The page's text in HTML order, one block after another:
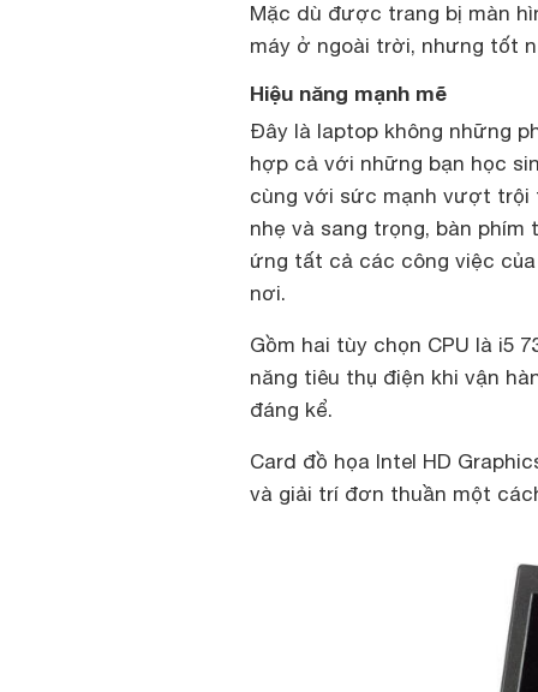
Mặc dù được trang bị màn
máy ở ngoài trời, nhưng tốt
Hiệu năng mạnh mẽ
Đây là laptop không những
hợp cả với những bạn học
cùng với sức mạnh vượt trội
nhẹ và sang trọng, bàn
ứng tất cả các công việc
nơi.
Gồm hai tùy chọn CPU là i5
năng tiêu thụ điện khi vận
đáng kể.
Card đồ họa Intel HD
và giải trí đơn thuần một